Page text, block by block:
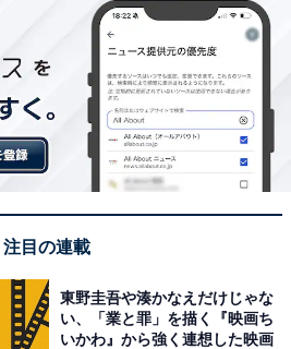
注目の連載
東野圭吾や湊かなえだけじゃな
い、「業と罪」を描く『映画ち
いかわ』から強く連想した映画